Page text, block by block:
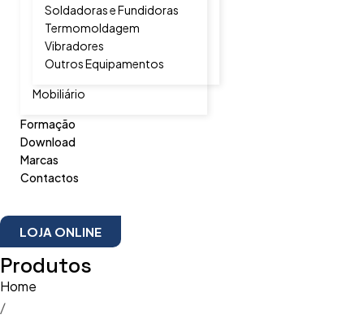
Soldadoras e Fundidoras
Termomoldagem
Vibradores
Outros Equipamentos
Mobiliário
Formação
Download
Marcas
Contactos
LOJA ONLINE
Produtos
Home
/